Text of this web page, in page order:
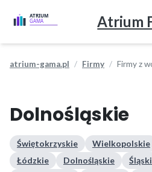
Atrium
atrium-gama.pl Firmy Firmy z
Dolnośląskie
Świętokrzyskie Wielkopolskie
Łódzkie
Dolnośląskie